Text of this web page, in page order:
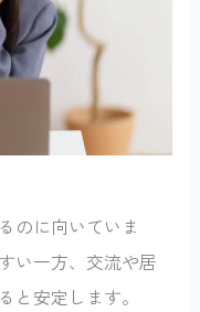
のに向いていま
い一方、交流や居
と安定します。